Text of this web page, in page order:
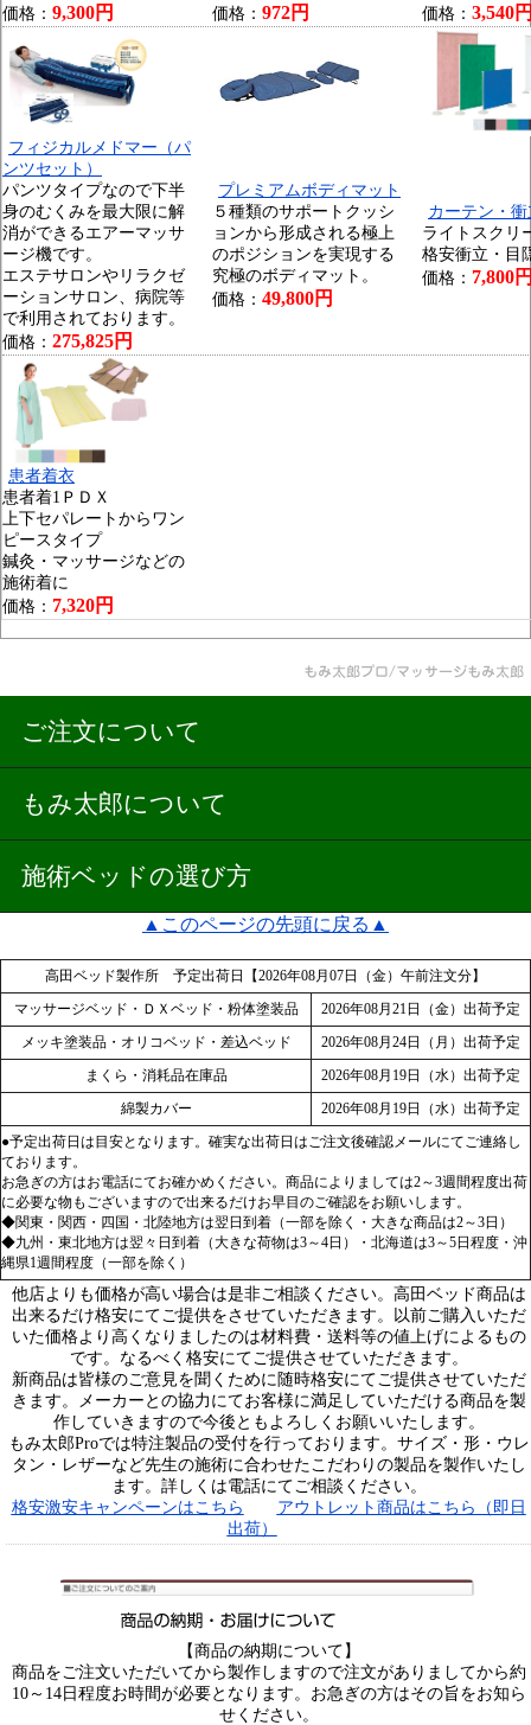
価格： 9,300円
価格： 972円
価格： 3,540
フィジカルメドマー（パ
ンツセット）
パンツタイプなので下半
身のむくみを最大限に解
消ができるエアーマッサ
ージ機です。
エステサロンやリラクゼ
ーションサロン、病院等
で利用されております。
価格： 275,825円
プレミアムボディマット
５種類のサポートクッシ
ョンから形成される極上
のポジションを実現する
究極のボディマット。
価格： 49,800円
カーテン・衝
ライトスクリ
格安衝立・目
価格： 7,800
患者着衣
患者着1ＰＤＸ
上下セパレートからワン
ピースタイプ
鍼灸・マッサージなどの
施術着に
価格： 7,320円
ご注文について
もみ太郎について
施術ベッドの選び方
▲このページの先頭に戻る▲
高田ベッド製作所 予定出荷日【2026年08月07日（金）午前注文分】
マッサージベッド・ＤＸベッド・粉体塗装品
2026年08月21日（金）出荷予定
メッキ塗装品・オリコベッド・差込ベッド
2026年08月24日（月）出荷予定
まくら・消耗品在庫品
2026年08月19日（水）出荷予定
綿製カバー
2026年08月19日（水）出荷予定
●予定出荷日は目安となります。確実な出荷日はご注文後確認メールにてご連絡し
ております。
お急ぎの方はお電話にてお確かめください。商品によりましては2～3週間程度出荷
に必要な物もございますので出来るだけお早目のご確認をお願いします。
◆関東・関西・四国・北陸地方は翌日到着（一部を除く・大きな商品は2～3日）
◆九州・東北地方は翌々日到着（大きな荷物は3～4日）・北海道は3～5日程度・沖
縄県1週間程度（一部を除く）
他店よりも価格が高い場合は是非ご相談ください。高田ベッド商品は
出来るだけ格安にてご提供をさせていただきます。以前ご購入いただ
いた価格より高くなりましたのは材料費・送料等の値上げによるもの
です。なるべく格安にてご提供させていただきます。
新商品は皆様のご意見を聞くために随時格安にてご提供させていただ
きます。メーカーとの協力にてお客様に満足していただける商品を製
作していきますので今後ともよろしくお願いいたします。
もみ太郎Proでは特注製品の受付を行っております。サイズ・形・ウレ
タン・レザーなど先生の施術に合わせたこだわりの製品を製作いたし
ます。詳しくは電話にてご相談ください。
格安激安キャンペーンはこちら
アウトレット商品はこちら（即日
出荷）
【商品の納期について】
商品をご注文いただいてから製作しますので注文がありましてから約
10～14日程度お時間が必要となります。お急ぎの方はその旨をお知ら
せください。